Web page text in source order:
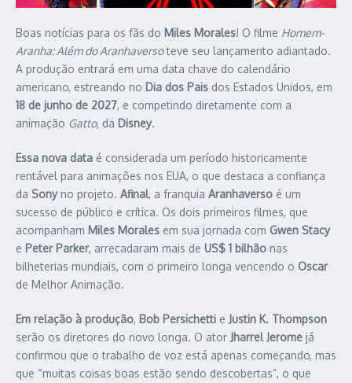
Boas notícias para os fãs do Miles Morales! O filme Homem-
Aranha: Além do Aranhaversoteve seu lançamento adiantado.
A produção entrará em uma data chave do calendário
americano, estreando no Dia dos Pais dos Estados Unidos, em
18 de junho de 2027, e competindo diretamente com a
animação Gatto, da Disney.
Essa nova data é considerada um período historicamente
rentável para animações nos EUA, o que destaca a confiança
da Sonyno projeto. Afinal, a franquia Aranhaverso é um
sucesso de público e crítica. Os dois primeiros filmes, que
acompanham Miles Morales em sua jornada com Gwen Stacy
e Peter Parker, arrecadaram mais de US$ 1 bilhão nas
bilheterias mundiais, com o primeiro longa vencendo o Oscar
de Melhor Animação.
Em relação à produção, Bob Persichetti e Justin K. Thompson
serão os diretores do novo longa. O ator Jharrel Jerome já
confirmou que o trabalho de voz está apenas começando, mas
que “muitas coisas boas estão sendo descobertas”, o que